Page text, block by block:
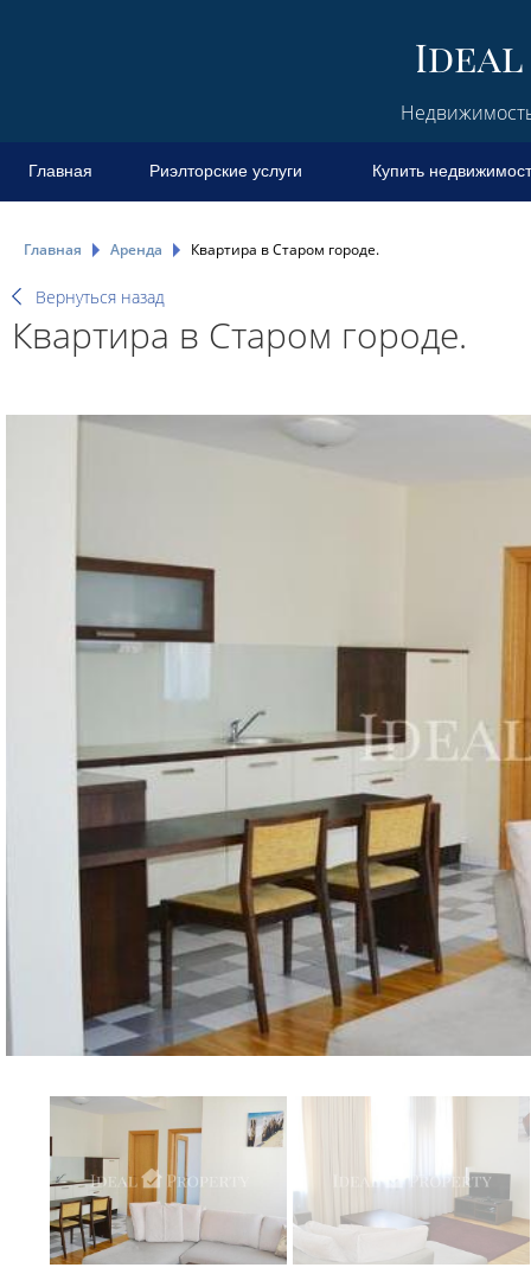
Главная Риэлторские услуги Купить
Главная Аренда Квартира в Старом городе.
Вернуться назад
Квартира в Старом городе.